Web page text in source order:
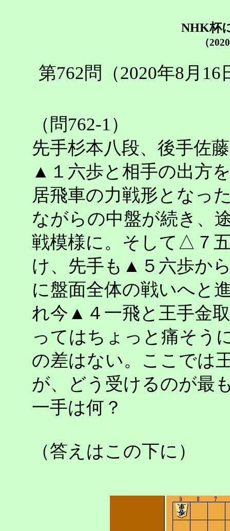
NHK杯
（
第762問（2020年8月
（問762-1）
先手杉本八段、後手佐
▲１六歩と相手の出方
居飛車の力戦形となっ
ながらの中盤が続き、
戦模様に。そして△７
け、先手も▲５六歩か
に盤面全体の戦いへと
れ今▲４一飛と王手金
ってはちょっと痛そう
の差はない。ここでは
が、どう受けるのが最
一手は何？
（答えはこの下に）